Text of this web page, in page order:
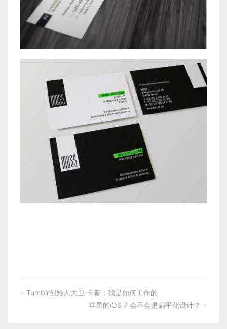
« Tumblr创始人大卫·卡普：我是如何工作的
苹果的iOS 7 会不会是扁平化设计？ »